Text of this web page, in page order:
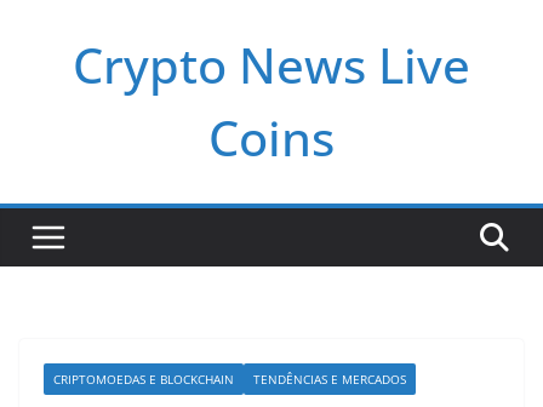
Crypto News Live
Coins
CRIPTOMOEDAS E BLOCKCHAIN TENDÊNCIAS E MERCADOS